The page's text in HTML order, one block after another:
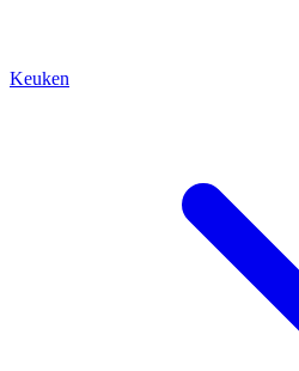
Keuken